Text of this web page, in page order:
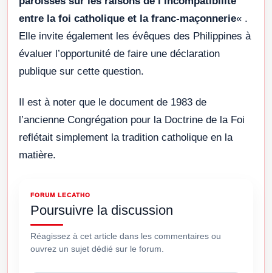
entre la foi catholique et la franc-maçonnerie« .
Elle invite également les évêques des Philippines à
évaluer l’opportunité de faire une déclaration
publique sur cette question.
Il est à noter que le document de 1983 de
l’ancienne Congrégation pour la Doctrine de la Foi
reflétait simplement la tradition catholique en la
matière.
FORUM LECATHO
Poursuivre la discussion
Réagissez à cet article dans les commentaires ou
ouvrez un sujet dédié sur le forum.